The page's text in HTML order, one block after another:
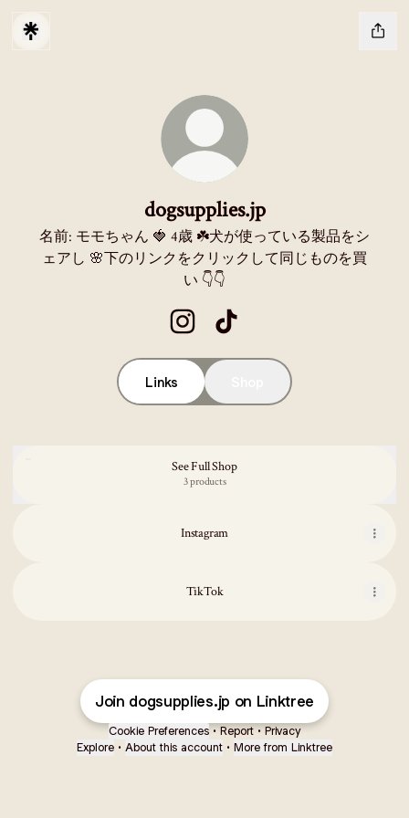
dogsupplies.jp
名前: モモちゃん 🍓 4歳 ☘️犬が使っている製品をシ
ェアし 🌸下のリンクをクリックして同じものを買
い 👇👇
Links
See Full Shop
3 products
Instagram
TikTok
ペットの毛剃り犬猫の足の毛剃りバリカンを切りますきれいに
Join dogsupplies.jp on Linktree
Cookie Preferences • Report • Privacy
Explore • About this account • More from Linktree